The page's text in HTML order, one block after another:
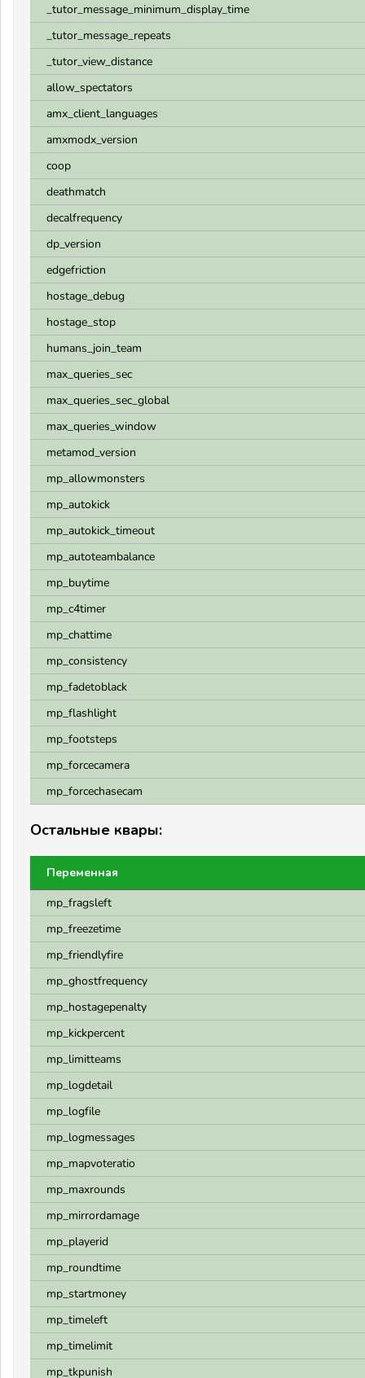
_tutor_message_minimum_display_time
_tutor_message_repeats
_tutor_view_distance
allow_spectators
amx_client_languages
amxmodx_version
coop
deathmatch
decalfrequency
dp_version
edgefriction
hostage_debug
hostage_stop
humans_join_team
max_queries_sec
max_queries_sec_global
max_queries_window
metamod_version
mp_allowmonsters
mp_autokick
mp_autokick_timeout
mp_autoteambalance
mp_buytime
mp_c4timer
mp_chattime
mp_consistency
mp_fadetoblack
mp_flashlight
mp_footsteps
mp_forcecamera
mp_forcechasecam
Остальные квары:
Переменная
mp_fragsleft
mp_freezetime
mp_friendlyfire
mp_ghostfrequency
mp_hostagepenalty
mp_kickpercent
mp_limitteams
mp_logdetail
mp_logfile
mp_logmessages
mp_mapvoteratio
mp_maxrounds
mp_mirrordamage
mp_playerid
mp_roundtime
mp_startmoney
mp_timeleft
mp_timelimit
mp_tkpunish